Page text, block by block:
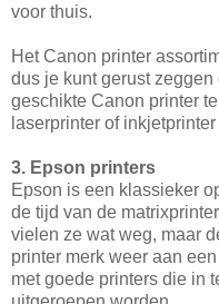
voor thuis.
Het Canon printer
dus je kunt gerust
geschikte Canon printer
laserprinter of inkjetprinter
3. Epson printers
Epson is een klassieker
de tijd van de
vielen ze wat weg, maar
printer merk weer aan
met goede printers die in